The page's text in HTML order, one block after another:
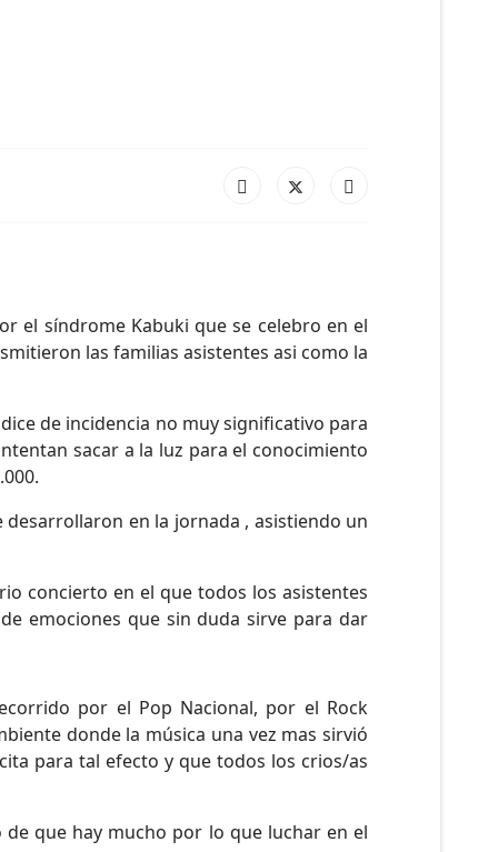
el síndrome Kabuki que se celebro en el
las familias asistentes asi como la
de incidencia no muy significativo para
sacar a la luz para el conocimiento
en la jornada , asistiendo un
concierto en el que todos los asistentes
emociones que sin duda sirve para dar
por el Pop Nacional, por el Rock
donde la música una vez mas sirvió
para tal efecto y que todos los crios/as
que hay mucho por lo que luchar en el